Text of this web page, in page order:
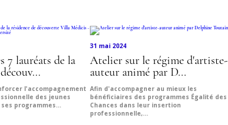
7 lauréats de la
l'accompagnement
des jeunes
programmes...
31 mai 2024
Atelier sur le régime d'artiste-
auteur animé par D...
Afin d'accompagner au mieux les
bénéficiaires des programmes Égalité des
Chances dans leur insertion
professionnelle,...